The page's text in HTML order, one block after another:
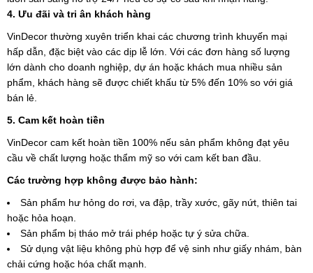
4. Ưu đãi và tri ân khách hàng
VinDecor thường xuyên triển khai các chương trình khuyến mại
hấp dẫn, đặc biệt vào các dịp lễ lớn. Với các đơn hàng số lượng
lớn dành cho doanh nghiệp, dự án hoặc khách mua nhiều sản
phẩm, khách hàng sẽ được chiết khấu từ 5% đến 10% so với giá
bán lẻ.
5. Cam kết hoàn tiền
VinDecor cam kết hoàn tiền 100% nếu sản phẩm không đạt yêu
cầu về chất lượng hoặc thẩm mỹ so với cam kết ban đầu.
Các trường hợp không được bảo hành:
Sản phẩm hư hỏng do rơi, va đập, trầy xước, gãy nứt, thiên tai
hoặc hỏa hoạn.
Sản phẩm bị tháo mở trái phép hoặc tự ý sửa chữa.
Sử dụng vật liệu không phù hợp để vệ sinh như giấy nhám, bàn
chải cứng hoặc hóa chất mạnh.